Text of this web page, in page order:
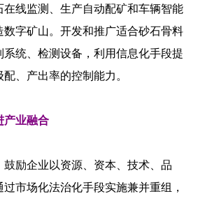
在线监测、生产自动配矿和车辆智能
字矿山。开发和推广适合砂石骨料
统、检测设备，利用信息化手段提
、产出率的控制能力。
产业融合
鼓励企业以资源、资本、技术、品
市场化法治化手段实施兼并重组，